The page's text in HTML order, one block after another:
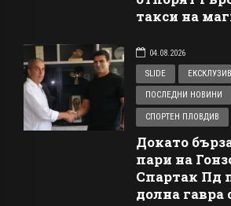
такси на
04.08.2026
SLIDE
ПОСЛЕДНИ НОВИНИ
СПОРТЕН ПЛОВДИВ
Докато
пари на
Спартак Пд
долна гавра